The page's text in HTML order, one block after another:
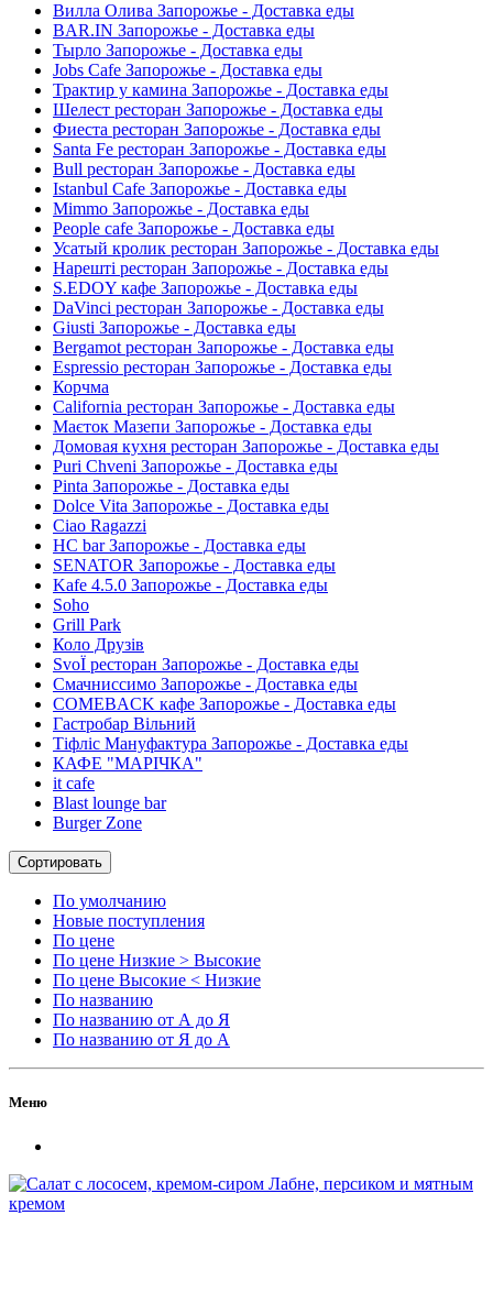
Вилла Олива Запорожье - Доставка еды
BAR.IN Запорожье - Доставка еды
Тырло Запорожье - Доставка еды
Jobs Cafe Запорожье - Доставка еды
Трактир у камина Запорожье - Доставка еды
Шелест ресторан Запорожье - Доставка еды
Фиеста ресторан Запорожье - Доставка еды
Santa Fe ресторан Запорожье - Доставка еды
Bull ресторан Запорожье - Доставка еды
Istanbul Cafe Запорожье - Доставка еды
Mimmo Запорожье - Доставка еды
People cafe Запорожье - Доставка еды
Усатый кролик ресторан Запорожье - Доставка еды
Нарешті ресторан Запорожье - Доставка еды
S.EDOY кафе Запорожье - Доставка еды
DaVinci ресторан Запорожье - Доставка еды
Giusti Запорожье - Доставка еды
Bergamot ресторан Запорожье - Доставка еды
Espressio ресторан Запорожье - Доставка еды
Корчма
California ресторан Запорожье - Доставка еды
Маєток Мазепи Запорожье - Доставка еды
Домовая кухня ресторан Запорожье - Доставка еды
Puri Chveni Запорожье - Доставка еды
Pinta Запорожье - Доставка еды
Dolce Vita Запорожье - Доставка еды
Ciao Ragazzi
HC bar Запорожье - Доставка еды
SENATOR Запорожье - Доставка еды
Kafe 4.5.0 Запорожье - Доставка еды
Soho
Grill Park
Коло Друзів
SvoЇ ресторан Запорожье - Доставка еды
Смачниссимо Запорожье - Доставка еды
COMEBACK кафе Запорожье - Доставка еды
Гастробар Вільний
Тіфліс Мануфактура Запорожье - Доставка еды
КАФЕ "МАРІЧКА"
it cafe
Blast lounge bar
Burger Zone
Сортировать
По умолчанию
Новые поступления
По цене
По цене Низкие > Высокие
По цене Высокие < Низкие
По названию
По названию от А до Я
По названию от Я до А
Меню